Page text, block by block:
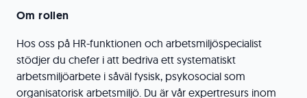
Om rollen
Hos oss på HR-funktionen och arbetsmiljöspecialist
stödjer du chefer i att bedriva ett systematiskt
arbetsmiljöarbete i såväl fysisk, psykosocial som
organisatorisk arbetsmiljö. Du är vår expertresurs inom